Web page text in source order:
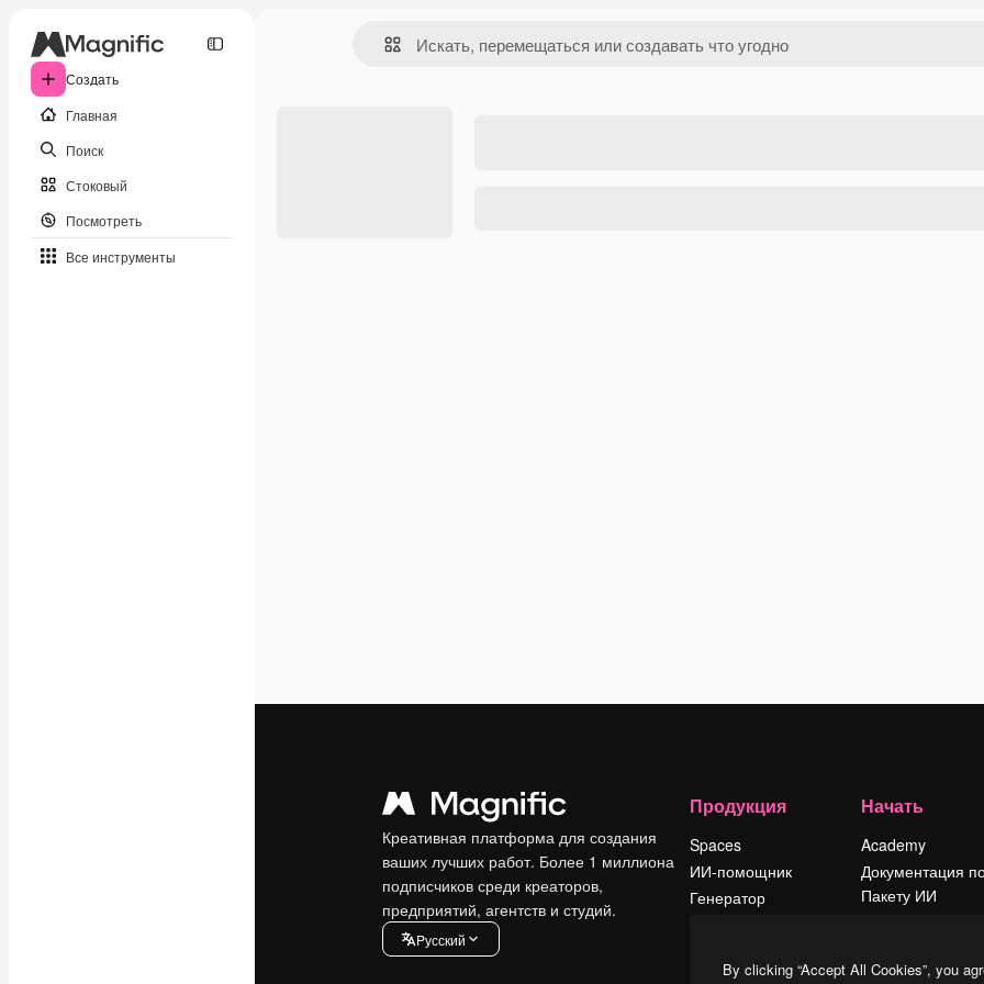
Создать
Главная
Поиск
Стоковый
Посмотреть
Все инструменты
Креативная платформа для создания
ваших лучших работ. Более 1 миллиона
подписчиков среди креаторов,
предприятий, агентств и студий.
Pусский
Продукция
Spaces
ИИ-помощник
Генератор
Начать
Academy
Документация
Пакету ИИ
Условия и
By clicking “Accept All Cookies”, you